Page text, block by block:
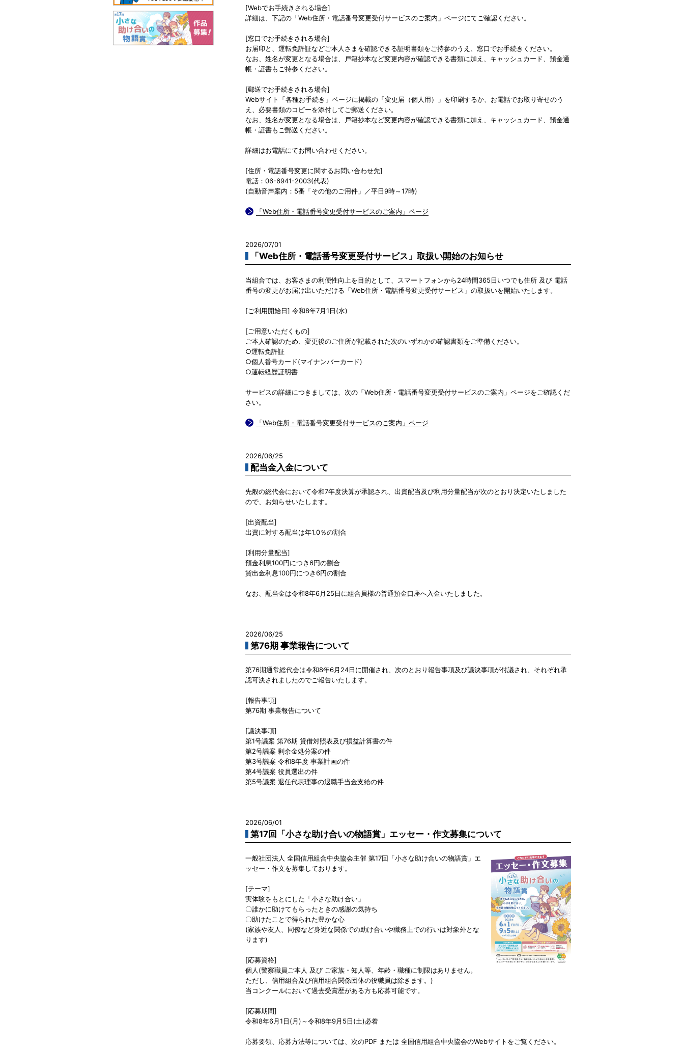
[Webでお手続きされる場合]
詳細は、下記の「Web住所・電話番号変更受付サービスのご案内」ページにてご確認ください。
[窓口でお手続きされる場合]
お届印と、運転免許証などご本人さまを確認できる証明書類をご持参のうえ、窓口でお手続きください。
なお、姓名が変更となる場合は、戸籍抄本など変更内容が確認できる書類に加え、キャッシュカード、預金通
帳・証書もご持参ください。
[郵送でお手続きされる場合]
Webサイト「各種お手続き」ページに掲載の「変更届（個人用）」を印刷するか、お電話でお取り寄せのう
え、必要書類のコピーを添付してご郵送ください。
なお、姓名が変更となる場合は、戸籍抄本など変更内容が確認できる書類に加え、キャッシュカード、預金通
帳・証書もご郵送ください。
詳細はお電話にてお問い合わせください。
[住所・電話番号変更に関するお問い合わせ先]
電話：06-6941-2003(代表)
(自動音声案内：5番「その他のご用件」／平日9時～17時)
「Web住所・電話番号変更受付サービスのご案内」ページ
2026/07/01
「Web住所・電話番号変更受付サービス」取扱い開始のお知らせ
当組合では、お客さまの利便性向上を目的として、スマートフォンから24時間365日いつでも住所 及び 電話
番号の変更がお届け出いただける「Web住所・電話番号変更受付サービス」の取扱いを開始いたします。
[ご利用開始日] 令和8年7月1日(水)
[ご用意いただくもの]
ご本人確認のため、変更後のご住所が記載された次のいずれかの確認書類をご準備ください。
○運転免許証
○個人番号カード(マイナンバーカード)
○運転経歴証明書
サービスの詳細につきましては、次の「Web住所・電話番号変更受付サービスのご案内」ページをご確認くだ
さい。
「Web住所・電話番号変更受付サービスのご案内」ページ
2026/06/25
配当金入金について
先般の総代会において令和7年度決算が承認され、出資配当及び利用分量配当が次のとおり決定いたしました
ので、お知らせいたします。
[出資配当]
出資に対する配当は年1.0％の割合
[利用分量配当]
預金利息100円につき6円の割合
貸出金利息100円につき6円の割合
なお、配当金は令和8年6月25日に組合員様の普通預金口座へ入金いたしました。
2026/06/25
第76期 事業報告について
第76期通常総代会は令和8年6月24日に開催され、次のとおり報告事項及び議決事項が付議され、それぞれ承
認可決されましたのでご報告いたします。
[報告事項]
第76期 事業報告について
[議決事項]
第1号議案 第76期 貸借対照表及び損益計算書の件
第2号議案 剰余金処分案の件
第3号議案 令和8年度 事業計画の件
第4号議案 役員選出の件
第5号議案 退任代表理事の退職手当金支給の件
2026/06/01
第17回「小さな助け合いの物語賞」エッセー・作文募集について
一般社団法人 全国信用組合中央協会主催 第17回「小さな助け合いの物語賞」エ
ッセー・作文を募集しております。
[テーマ]
実体験をもとにした「小さな助け合い」
〇誰かに助けてもらったときの感謝の気持ち
〇助けたことで得られた豊かな心
(家族や友人、同僚など身近な関係での助け合いや職務上での行いは対象外とな
ります)
[応募資格]
個人(警察職員ご本人 及び ご家族・知人等、年齢・職種に制限はありません。
ただし、信用組合及び信用組合関係団体の役職員は除きます。)
当コンクールにおいて過去受賞歴がある方も応募可能です。
[応募期間]
令和8年6月1日(月)～令和8年9月5日(土)必着
応募要領、応募方法等については、次のPDF または 全国信用組合中央協会のWebサイトをご覧ください。